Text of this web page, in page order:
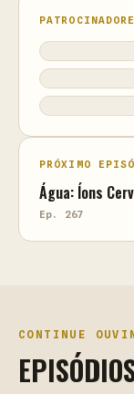
PRÓXIMO
Água: Íons
Ep. 267
CONTINUE